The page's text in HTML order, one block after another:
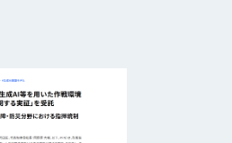
AIR-NEXUS